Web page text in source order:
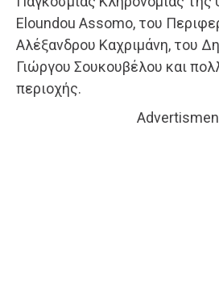
Eloundou Assomo, του
Αλέξανδρου Καχριμάνη, του
Γιώργου Σουκουβέλου και
περιοχής.